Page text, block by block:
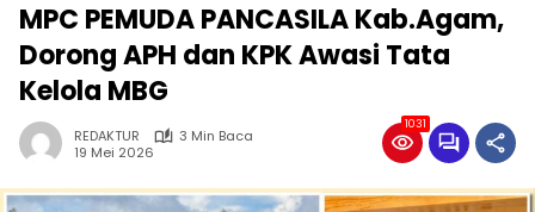
MPC PEMUDA PANCASILA Kab.Agam,
Dorong APH dan KPK Awasi Tata
Kelola MBG
REDAKTUR
3 Min Baca
19 Mei 2026
1031